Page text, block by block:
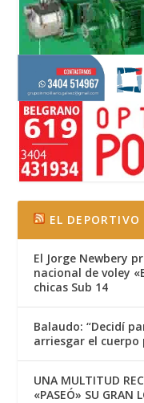
EL
El Jorge Newbery
nacional de voley
chicas Sub 14
Balaudo: “Decidí
arriesgar el
UNA MULTITUD
«PASEÓ» SU GRAN